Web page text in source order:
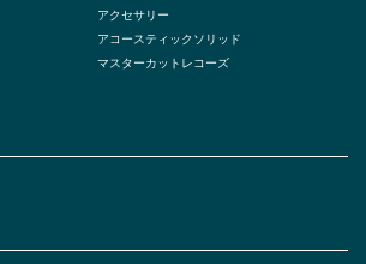
アクセサリー
アコースティックソリッド
マスターカットレコーズ